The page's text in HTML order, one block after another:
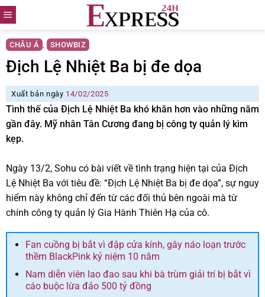
Skip
to
content
CHÂU Á , SHOWBIZ
Địch Lệ Nhiệt Ba bị đe dọa
Xuất bản ngày 14/02/2025
Tình thế của Địch Lệ Nhiệt Ba khó khăn hơn vào những năm
gần đây. Mỹ nhân Tân Cương đang bị công ty quản lý kìm
kẹp.
Ngày 13/2, Sohu có bài viết về tình trạng hiện tại của Địch
Lệ Nhiệt Ba với tiêu đề: “Địch Lệ Nhiệt Ba bị đe dọa”, sự nguy
hiểm này không chỉ đến từ các đối thủ bên ngoài mà từ
chính công ty quản lý Gia Hành Thiên Hạ của cô.
Fan cuồng bị bắt vì đập cửa kính, gây náo loạn trước
thềm BlackPink kỷ niệm 10 năm
Nam diễn viên lao đao sau khi bà trùm giải trí bị bắt vì
cáo buộc lừa đảo 500 tỷ đồng